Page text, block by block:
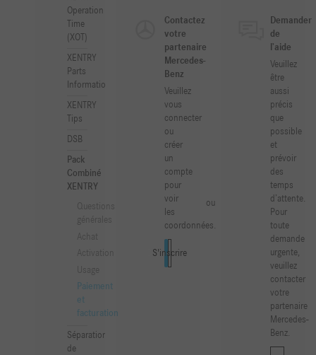
Operation
Time
(XOT)
XENTRY
Parts
Information
XENTRY
Tips
DSB
Pack
Combiné
XENTRY
Questions
générales
Achat
Activation
Usage
Paiement
et
facturation
Séparation
de
Contactez
votre
partenaire
Mercedes-
Benz
Veuillez
vous
connecter
ou
créer
un
compte
pour
voir
les
coordonnées.
Connexion
S'inscrire
ou
Demander
de
l’aide
Veuillez
être
aussi
précis
que
possible
et
prévoir
des
temps
d’attente.
Pour
toute
demande
urgente,
veuillez
contacter
votre
partenaire
Mercedes-
Benz.